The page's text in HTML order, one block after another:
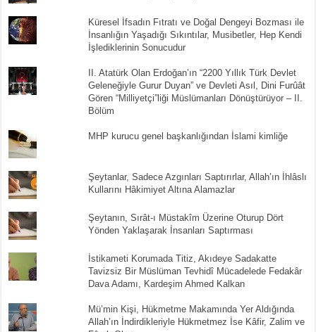
Küresel İfsadın Fıtratı ve Doğal Dengeyi Bozması ile
İnsanlığın Yaşadığı Sıkıntılar, Musibetler, Hep Kendi
İşlediklerinin Sonucudur
II. Atatürk Olan Erdoğan’ın “2200 Yıllık Türk Devlet
Geleneğiyle Gurur Duyan” ve Devleti Asıl, Dini Furûât
Gören “Milliyetçi”liği Müslümanları Dönüştürüyor – II.
Bölüm
MHP kurucu genel başkanlığından İslami kimliğe
Şeytanlar, Sadece Azgınları Saptırırlar, Allah’ın İhlâslı
Kullarını Hâkimiyet Altına Alamazlar
Şeytanın, Sırât-ı Müstakîm Üzerine Oturup Dört
Yönden Yaklaşarak İnsanları Saptırması
İstikameti Korumada Titiz, Akıdeye Sadakatte
Tavizsiz Bir Müslüman Tevhidî Mücadelede Fedakâr
Dava Adamı, Kardeşim Ahmed Kalkan
Mü’min Kişi, Hükmetme Makamında Yer Aldığında
Allah’ın İndirdikleriyle Hükmetmez İse Kâfir, Zalim ve